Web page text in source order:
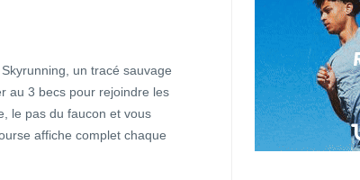
un tracé sauvage
au 3 becs pour rejoindre les
le pas du faucon et vous
affiche complet chaque